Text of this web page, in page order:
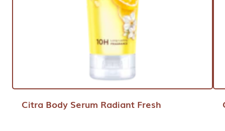
Citra Body Serum Radiant Fresh